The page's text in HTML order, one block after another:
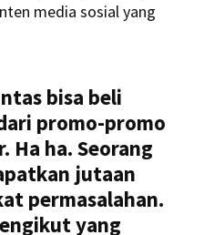
media sosial yang
bisa beli
promo-promo
Ha ha. Seorang
jutaan
permasalahan.
yang